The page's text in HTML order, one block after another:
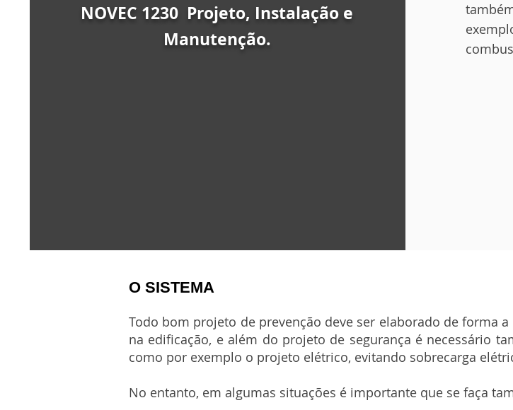
NOVEC 1230 Projeto, Instalação e
Manutenção.
O SISTEMA
Todo bom projeto de prevenção deve ser elaborado de forma
na edificação, e além do projeto de segurança é necessário
como por exemplo o projeto elétrico, evitando sobrecarga
No entanto, em algumas situações é importante que se faça